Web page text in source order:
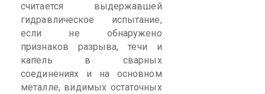
считается выдержавшей
гидравлическое испытание,
если не обнаружено
признаков разрыва, течи и
капель в сварных
соединениях и на основном
металле, видимых остаточных